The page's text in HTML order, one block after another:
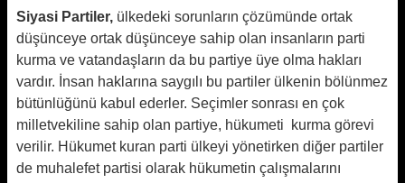
Siyasi Partiler, ülkedeki sorunların çözümünde ortak
düşünceye ortak düşünceye sahip olan insanların parti
kurma ve vatandaşların da bu partiye üye olma hakları
vardır. İnsan haklarına saygılı bu partiler ülkenin bölünmez
bütünlüğünü kabul ederler. Seçimler sonrası en çok
milletvekiline sahip olan partiye, hükumeti kurma görevi
verilir. Hükumet kuran parti ülkeyi yönetirken diğer partiler
de muhalefet partisi olarak hükumetin çalışmalarını